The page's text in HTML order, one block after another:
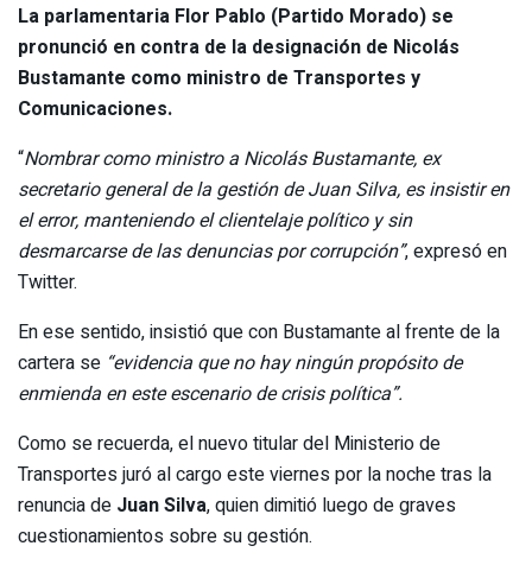
La parlamentaria Flor Pablo (Partido Morado) se
pronunció en contra de la designación de Nicolás
Bustamante como ministro de Transportes y
Comunicaciones.
“Nombrar como ministro a Nicolás Bustamante, ex
secretario general de la gestión de Juan Silva, es insistir en
el error, manteniendo el clientelaje político y sin
desmarcarse de las denuncias por corrupción”, expresó en
Twitter.
En ese sentido, insistió que con Bustamante al frente de la
cartera se “evidencia que no hay ningún propósito de
enmienda en este escenario de crisis política”.
Como se recuerda, el nuevo titular del Ministerio de
Transportes juró al cargo este viernes por la noche tras la
renuncia de Juan Silva, quien dimitió luego de graves
cuestionamientos sobre su gestión.